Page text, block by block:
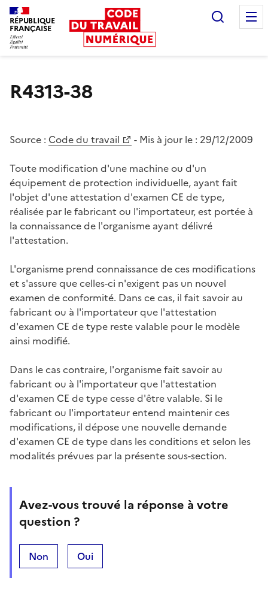
RÉPUBLIQUE
FRANÇAISE
R4313-38
Source : Code du travail - Mis à jour le : 29/12/2009
Toute modification d'une machine ou d'un
équipement de protection individuelle, ayant fait
l'objet d'une attestation d'examen CE de type,
réalisée par le fabricant ou l'importateur, est portée à
la connaissance de l'organisme ayant délivré
l'attestation.
L'organisme prend connaissance de ces modifications
et s'assure que celles-ci n'exigent pas un nouvel
examen de conformité. Dans ce cas, il fait savoir au
fabricant ou à l'importateur que l'attestation
d'examen CE de type reste valable pour le modèle
ainsi modifié.
Dans le cas contraire, l'organisme fait savoir au
fabricant ou à l'importateur que l'attestation
d'examen CE de type cesse d'être valable. Si le
fabricant ou l'importateur entend maintenir ces
modifications, il dépose une nouvelle demande
d'examen CE de type dans les conditions et selon les
modalités prévues par la présente sous-section.
Avez-vous trouvé la réponse à votre
question ?
Non Oui